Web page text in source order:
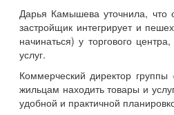
Дарья Камышева уточнила, что
застройщик интегрирует и
начинаться) у торгового
услуг.
Коммерческий директор группы
жильцам находить товары и
удобной и практичной